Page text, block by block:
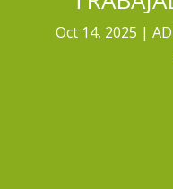
Oct 14, 2025